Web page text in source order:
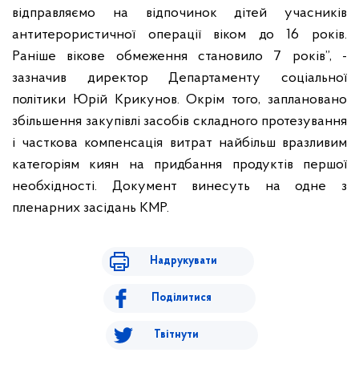
відправляємо на відпочинок дітей учасників
антитерористичної операції віком до 16 років.
Раніше вікове обмеження становило 7 років”, -
зазначив директор Департаменту соціальної
політики Юрій Крикунов.Окрім того, заплановано
збільшення закупівлі засобів складного протезування
і часткова компенсація витрат найбільш вразливим
категоріям киян на придбання продуктів першої
необхідності. Документ винесуть на одне з
пленарних засідань КМР.
Надрукувати
Поділитися
Твітнути